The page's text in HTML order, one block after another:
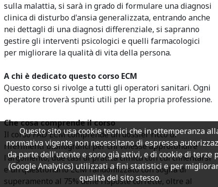
sulla malattia, si sarà in grado di formulare una diagnosi
clinica di disturbo d'ansia generalizzata, entrando anche
nei dettagli di una diagnosi differenziale, si sapranno
gestire gli interventi psicologici e quelli farmacologici
per migliorare la qualità di vita della persona.
A chi è dedicato questo corso ECM
Questo corso si rivolge a tutti gli operatori sanitari. Ogni
operatore troverà spunti utili per la propria professione.
Che cosa comprende il corso
Il corso FAD ECM comprende un dossier ricco di
riferimenti bibliografici per chi volesse approfondire
l'argomento, due casi di pratica clinica con cui cimentarsi
e un questionario ECM randomizzato con soglia di
superamento al 75% delle risposte corrette, oltre al
Questo sito usa cookie tecnici che in ottemperanza
normativa vigente non necessitano di espressa
da parte dell'utente e sono già attivi, e di cookie di terze
(Google Analytics) utilizzati a fini statistici e per
qualità del sito stesso.